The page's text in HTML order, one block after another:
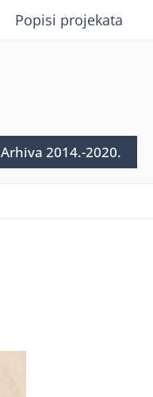
Popisi projekata
Arhiva 2014.-2020.